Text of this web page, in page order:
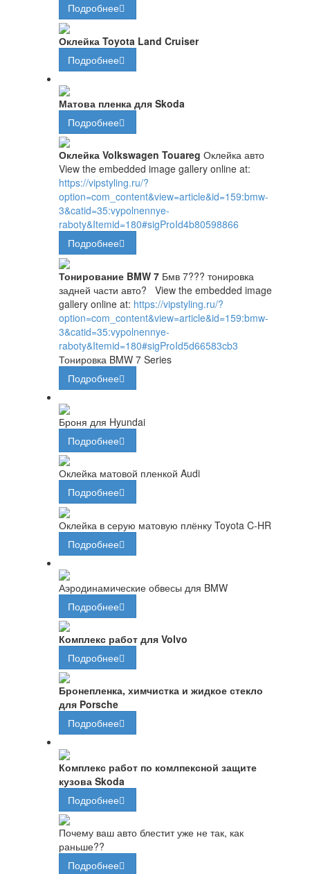
Подробнее
Оклейка Toyota Land Cruiser
Подробнее
Матова пленка для Skoda
Подробнее
Оклейка Volkswagen Touareg Оклейка авто
View the embedded image gallery online at:
https://vipstyling.ru/?
option=com_content&view=article&id=159:bmw-
3&catid=35:vypolnennye-
raboty&Itemid=180#sigProId4b80598866
Подробнее
Тонирование BMW 7 Бмв 7??? тонировка
задней части авто?
View the embedded image
gallery online at: https://vipstyling.ru/?
option=com_content&view=article&id=159:bmw-
3&catid=35:vypolnennye-
raboty&Itemid=180#sigProId5d66583cb3
Тонировка BMW 7 Series
Подробнее
Броня для Hyundai
Подробнее
Оклейка матовой пленкой Audi
Подробнее
Оклейка в серую матовую плёнку Toyota C-HR
Подробнее
Аэродинамические обвесы для BMW
Подробнее
Комплекс работ для Volvo
Подробнее
Бронепленка, химчистка и жидкое стекло
для Porsche
Подробнее
Комплекс работ по комлпексной защите
кузова Skoda
Подробнее
Почему ваш авто блестит уже не так, как
раньше??
Подробнее